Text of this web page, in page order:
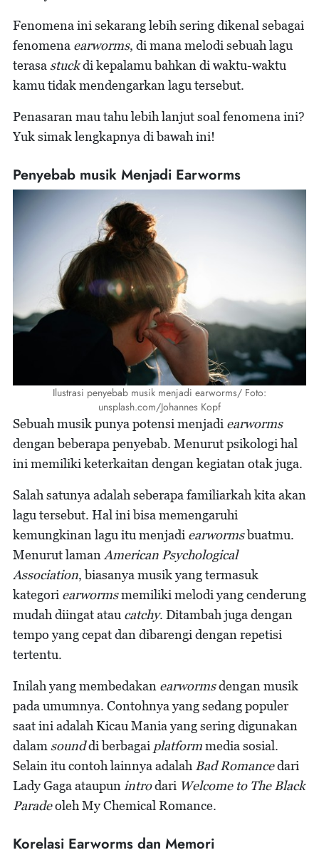
Fenomena ini sekarang lebih sering dikenal sebagai
fenomena earworms, di mana melodi sebuah lagu
terasa stuckdi kepalamu bahkan di waktu-waktu
kamu tidak mendengarkan lagu tersebut.
Penasaran mau tahu lebih lanjut soal fenomena ini?
Yuk simak lengkapnya di bawah ini!
Penyebab musik Menjadi Earworms
Ilustrasi penyebab musik menjadi earworms/ Foto:
unsplash.com/Johannes Kopf
Sebuah musik punya potensi menjadi earworms
dengan beberapa penyebab. Menurut psikologi hal
ini memiliki keterkaitan dengan kegiatan otak juga.
Salah satunya adalah seberapa familiarkah kita akan
lagu tersebut. Hal ini bisa memengaruhi
kemungkinan lagu itu menjadi earwormsbuatmu.
Menurut laman American Psychological
Association, biasanya musik yang termasuk
kategori earwormsmemiliki melodi yang cenderung
mudah diingat atau catchy. Ditambah juga dengan
tempo yang cepat dan dibarengi dengan repetisi
tertentu.
Inilah yang membedakan earwormsdengan musik
pada umumnya. Contohnya yang sedang populer
saat ini adalah Kicau Mania yang sering digunakan
dalam sounddi berbagai platformmedia sosial.
Selain itu contoh lainnya adalah Bad Romancedari
Lady Gaga ataupun introdari Welcome to The Black
Paradeoleh My Chemical Romance.
Korelasi Earworms dan Memori